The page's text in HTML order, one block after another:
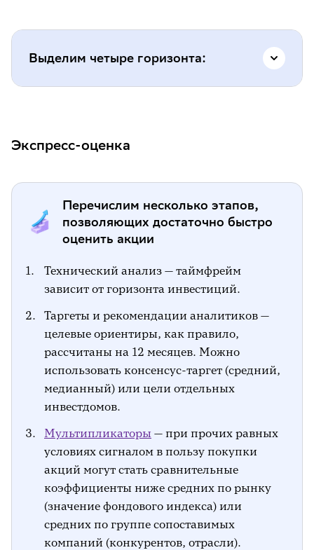
Выделим четыре горизонта:
с повышенными рисками. Тут стоит
Мультипликаторы можно использовать в
качестве вспомогательного сигнала.
Возможна игра на новостях. Это
спекулятивная тактика,
выхода сообщений. Возможна ставка на
разворот широкого рынка. К этому могут
привести в том числе
макроэкономические факторы.
Среднесрочные инвестиции (от 3
месяцев до года).В рамках
рассматриваемого временного периода
возможности для инвестиционных
решений значительно расширяются.
Мультипликаторы в этом случае
выступают эффективным инструментом
для выявления потенциально
недооценённых акций. Их можно
успешно комбинировать с техническим
анализом, подобрав оптимальный набор
Экспресс-оценка
Перечислим несколько этапов,
позволяющих достаточно быстро
оценить акции
Технический анализ — таймфрейм
зависит от горизонта инвестиций.
Таргеты и рекомендации аналитиков —
целевые ориентиры, как правило,
рассчитаны на 12 месяцев. Можно
использовать консенсус-таргет (средний,
медианный) или цели отдельных
инвестдомов.
Мультипликаторы — при прочих равных
условиях сигналом в пользу покупки
акций могут стать сравнительные
коэффициенты ниже средних по рынку
(значение фондового индекса) или
средних по группе сопоставимых
компаний (конкурентов, отрасли).